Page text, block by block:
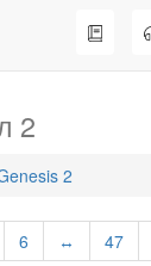
2
2
6 ↔ 47